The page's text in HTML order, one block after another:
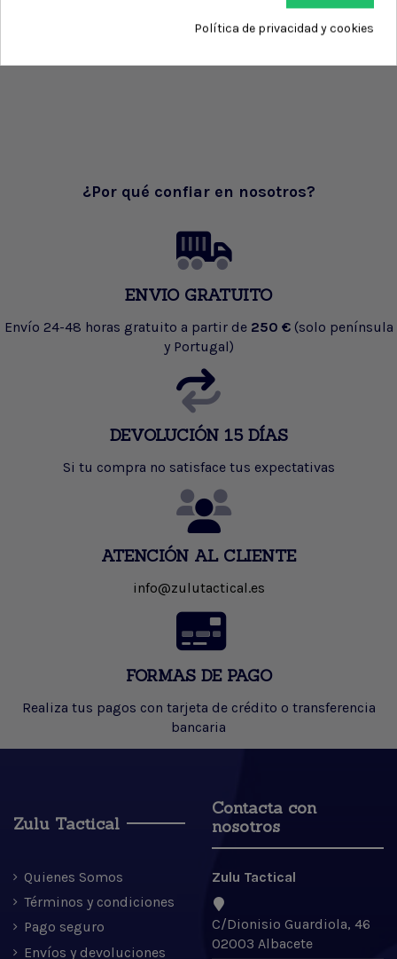
¿Por qué confiar en nosotros?
ENVIO GRATUITO
Envío 24-48 horas gratuito a partir de 250 € (solo península
y Portugal)
DEVOLUCIÓN 15 DÍAS
Si tu compra no satisface tus expectativas
ATENCIÓN AL CLIENTE
info@zulutactical.es
FORMAS DE PAGO
Realiza tus pagos con tarjeta de crédito o transferencia
bancaria
Zulu Tactical
Quienes Somos
Términos y condiciones
Pago seguro
Envíos y devoluciones
Contacta con
nosotros
Zulu Tactical
C/Dionisio Guardiola, 46
02003 Albacete
Política de privacidad y cookies